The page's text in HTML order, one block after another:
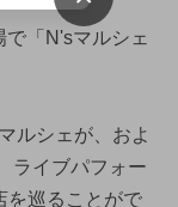
「N'sマルシェ
ルシェが、およ
ライブパフォー
を巡ることがで